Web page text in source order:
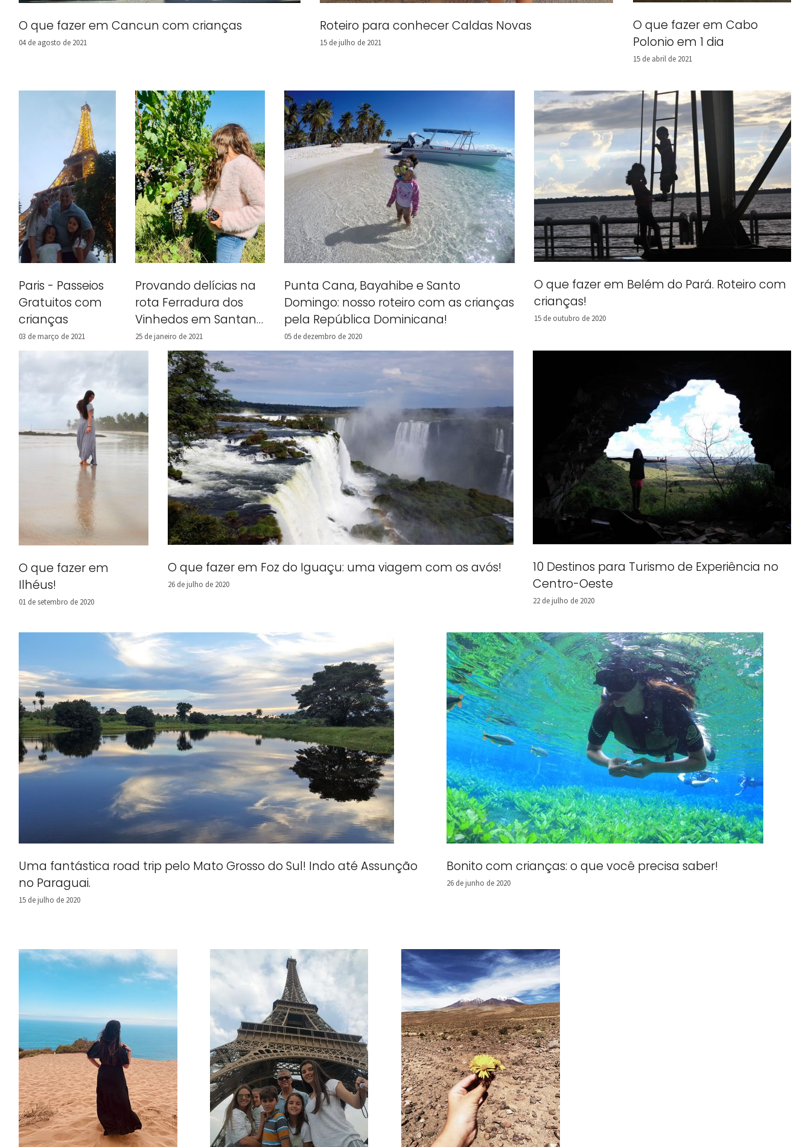
O que fazer em Cancun com crianças
04 de agosto de 2021
Roteiro para conhecer Caldas Novas
15 de julho de 2021
O que fazer em Cabo
Polonio em 1 dia
15 de abril de 2021
Paris - Passeios
Gratuitos com
crianças
03 de março de 2021
Provando delícias na
rota Ferradura dos
Vinhedos em Santana
do Livramento
25 de janeiro de 2021
Punta Cana, Bayahibe e Santo
Domingo: nosso roteiro com as crianças
pela República Dominicana!
05 de dezembro de 2020
O que fazer em Belém do Pará. Roteiro com
crianças!
15 de outubro de 2020
O que fazer em
Ilhéus!
01 de setembro de 2020
O que fazer em Foz do Iguaçu: uma viagem com os avós!
26 de julho de 2020
10 Destinos para Turismo de Experiência no
Centro-Oeste
22 de julho de 2020
Uma fantástica road trip pelo Mato Grosso do Sul! Indo até Assunção
no Paraguai.
15 de julho de 2020
Bonito com crianças: o que você precisa saber!
26 de junho de 2020